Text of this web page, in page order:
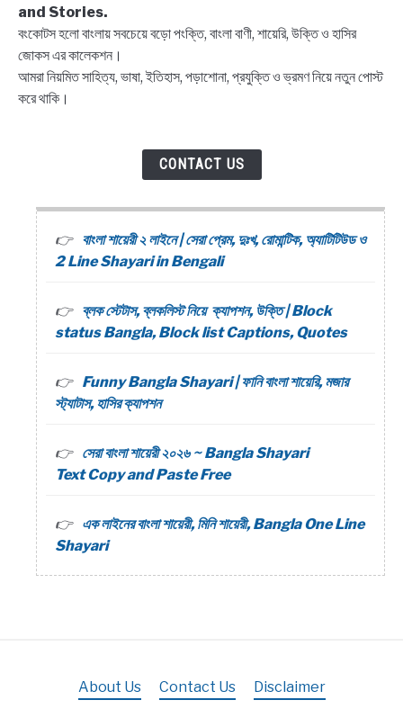
and Stories.
বংকোটস হলো বাংলায় সবচেয়ে বড়ো পংক্তি, বাংলা বাণী, শায়েরি, উক্তি ও হাসির
জোকস এর কালেকশন।
আমরা নিয়মিত সাহিত্য, ভাষা, ইতিহাস, পড়াশোনা, প্রযুক্তি ও ভ্রমণ নিয়ে নতুন পোস্ট
করে থাকি।
CONTACT US
বাংলা শায়েরী ২ লাইনে | সেরা প্রেম, দুঃখ, রোমান্টিক, অ্যাটিটিউড ও
2 Line Shayari in Bengali
ব্লক স্টেটাস, ব্লকলিস্ট নিয়ে ক্যাপশন, উক্তি | Block
status Bangla, Block list Captions, Quotes
Funny Bangla Shayari | ফানি বাংলা শায়েরি, মজার
স্ট্যাটাস, হাসির ক্যাপশন
সেরা বাংলা শায়েরী ২০২৬ ~ Bangla Shayari
Text Copy and Paste Free
এক লাইনের বাংলা শায়েরী, মিনি শায়েরী, Bangla One Line
Shayari
About Us Contact Us Disclaimer